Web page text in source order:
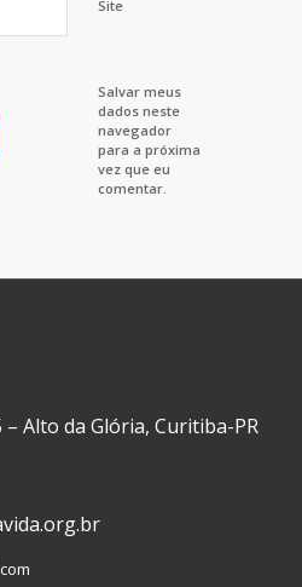
Site
Salvar meus
dados neste
navegador
para a próxima
vez que eu
comentar.
– Alto da Glória, Curitiba-PR